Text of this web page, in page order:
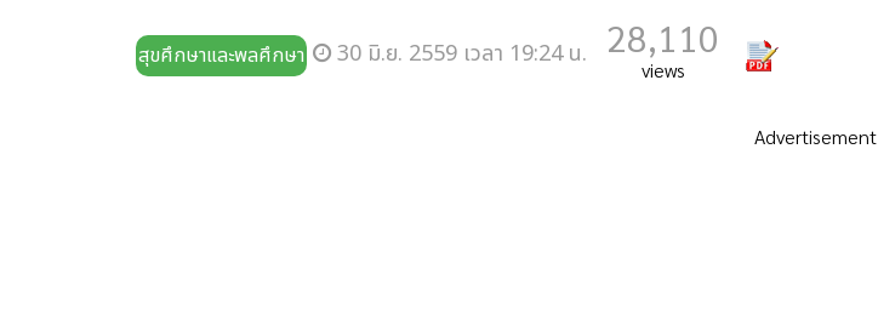
สุขศึกษาและพลศึกษา 30 มิ.ย. 2559 เวลา 19:24 น. 28,110
views
Advertisement